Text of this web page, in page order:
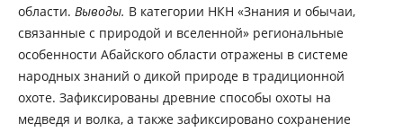
области. Выводы. В категории НКН «Знания и обычаи,
связанные с природой и вселенной» региональные
особенности Абайского области отражены в системе
народных знаний о дикой природе в традиционной
охоте. Зафиксированы древние способы охоты на
медведя и волка, а также зафиксировано сохранение